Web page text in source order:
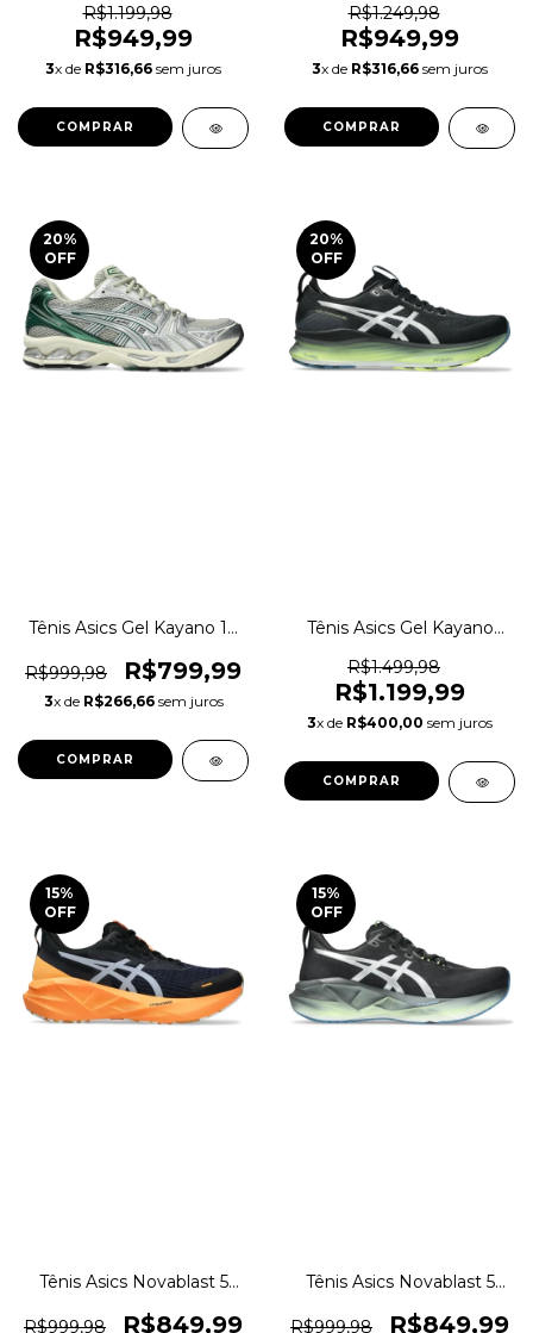
1magnus
R$1.199,98
R$949,99
3x de R$316,66 sem juros
COMPRAR
Original 1magnus
R$1.249,98
R$949,99
3x de R$316,66 sem juros
COMPRAR
20%
OFF
Tênis Asics Gel Kayano 14
1magnus
R$999,98 R$799,99
3x de R$266,66sem juros
COMPRAR
20%
OFF
Tênis Asics Gel Kayano
1magnus
R$1.499,98
R$1.199,99
3x de R$400,00 sem juros
COMPRAR
15%
OFF
Tênis Asics Novablast 5
1magnus
R$999,98 R$849,99
15%
OFF
Tênis Asics Novablast 5
1magnus
R$999,98 R$849,99